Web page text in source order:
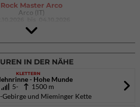
Rock Master Arco
Arco (IT)
Festival Osttirol
Eisparkt Osttirol
bis 10.01.2027
IN DER NÄHE
KLETTERN
- Hohe Munde
5-
1500 m
und Mieminger Kette